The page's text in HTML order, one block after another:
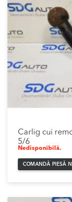
Carlig cui
5/6
Nedisponibilă.
COMANDĂ PIESĂ